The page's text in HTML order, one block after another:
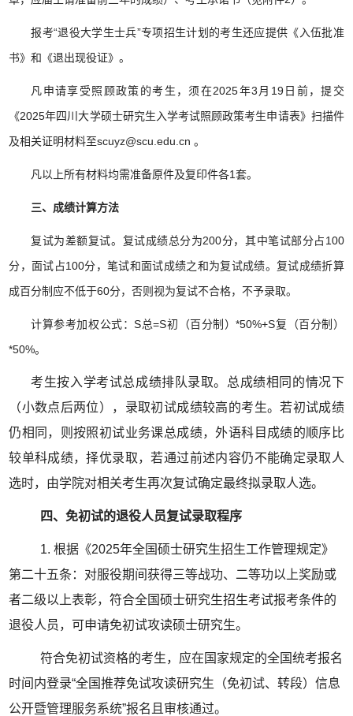
报考“退役大学生士兵”专项招生计划的考生还应提供《入伍批准
书》和《退出现役证》。
凡申请享受照顾政策的考生，须在2025年3 月 19 日前，提交
《2025年四川大学硕士研究生入学考试照顾政策考生申请表》扫描件
及相关证明材料至scuyz@scu.edu.cn。
凡以上所有材料均需准备原件及复印件各1套。
三、成绩计算方法
复试为差额复试。复试成绩总分为200分，其中笔试部分占100
分，面试占100分，笔试和面试成绩之和为复试成绩。复试成绩折算
成百分制应不低于60分，否则视为复试不合格，不予录取。
计算参考加权公式：S总=S初（百分制）*50%+S复（百分制）
*50%。
考生按入学考试总成绩排队录取。总成绩相同的情况下
（小数点后两位），录取初试成绩较高的考生。若初试成绩
仍相同，则按照初试业务课总成绩，外语科目成绩的顺序比
较单科成绩，择优录取，若通过前述内容仍不能确定录取人
选时，由学院对相关考生再次复试确定最终拟录取人选。
四、免初试的退役人员复试录取程序
1.根据《2025年全国硕士研究生招生工作管理规定》
第二十五条：对服役期间获得三等战功、二等功以上奖励或
者二级以上表彰，符合全国硕士研究生招生考试报考条件的
退役人员，可申请免初试攻读硕士研究生。
符合免初试资格的考生，应在国家规定的全国统考报名
时间内登录“全国推荐免试攻读研究生（免初试、转段）信息
公开暨管理服务系统”报名且审核通过。